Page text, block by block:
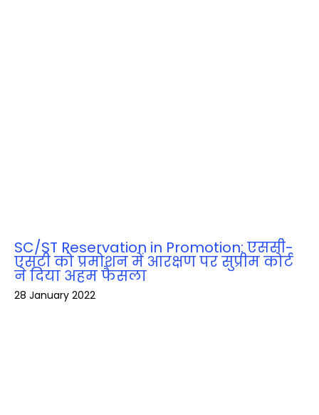
SC/ST Reservation in Promotion: एससी-
एसटी को प्रमोशन में आरक्षण पर सुप्रीम कोर्ट
ने दिया अहम फैसला
28 January 2022